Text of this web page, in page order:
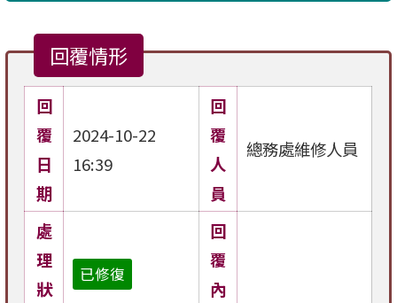
回覆情形
回
覆
日
期
2024-10-22
16:39
回
覆
人
員
總務處維修人員
處
理
狀
已修復
回
覆
內